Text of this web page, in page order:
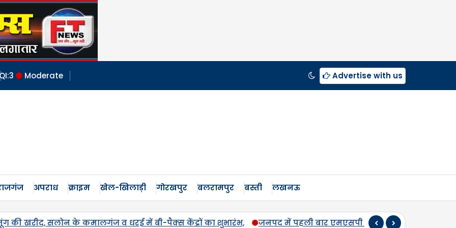
3 Moderate Advertise with us
अपराध क्राइम खेल-खिलाड़ी गोरखपुर बलरामपुर बस्ती लखनऊ
में बी-पैक्स केंद्रों का शुभारंभ, जनपद में पहली बार एमएसपी पर होगी उड़द-मूंग की खरीद, सलोन के कमालगंज व धरई में